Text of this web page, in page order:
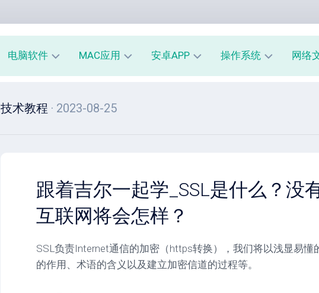
电脑软件
公
MAC应用
办
系
统
工
具
影
音
安卓APP
安
卓
系
统
安
操作系统
工
具
网络
欣
赏
技术教程 · 2023-08-25
跟着吉尔一起学_SSL是什么？没
互联网将会怎样？
SSL负责Internet通信的加密（https转换），我们将以浅显易懂
的作用、术语的含义以及建立加密信道的过程等。